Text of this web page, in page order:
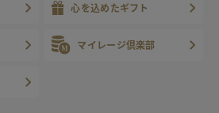
心を込めたギフト
マイレージ倶楽部